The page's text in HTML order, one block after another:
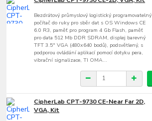
Bezdrátový průmyslový logistický programovatelný
počítač do ruky pro sběr dat s OS Windows CE
6.0 R3, paměť pro program 4 Gb Flash, paměť
pro data 512 Mb DDR SDRAM, displej barevný
TFT 3.5" VGA (480x640 bodů), podsvětlený, s
podporou ovládání aplikací pomocí dotyku pera,
vibrační signalizace, TI OMA...
CipherLab CPT-9730 CE-Near Far 2D,
VGA, Kit